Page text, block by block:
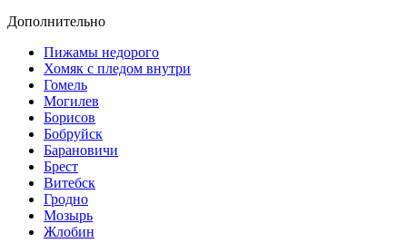
Дополнительно
Пижамы недорого
Хомяк с пледом внутри
Гомель
Могилев
Борисов
Бобруйск
Барановичи
Брест
Витебск
Гродно
Мозырь
Жлобин